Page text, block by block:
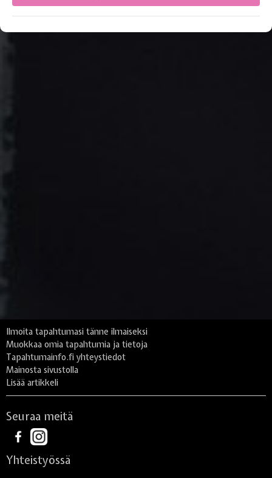
Ilmoita tapahtumasi tänne ilmaiseksi
Muokkaa omia tapahtumia ja tietoja
Tapahtumainfo.fi yhteystiedot
Mainosta sivustolla
Lisää artikkeli
Seuraa meitä
Yhteistyössä